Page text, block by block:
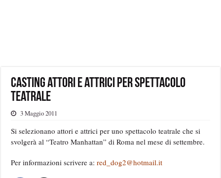
Casting attori e attrici per spettacolo
teatrale
3 Maggio 2011
Si selezionano attori e attrici per uno spettacolo teatrale che si
svolgerà al “Teatro Manhattan” di Roma nel mese di settembre.
Per informazioni scrivere a:red_dog2@hotmail.it